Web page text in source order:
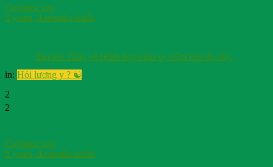
Cayhuoc org
6 years, 4 months trước
Xin hỏi Thầy về bệnh hẹp môn vị viêm loét dạ dày.
in: Hỏi lương y ? ☯️
2
2
Cayhuoc org
6 years, 4 months trước